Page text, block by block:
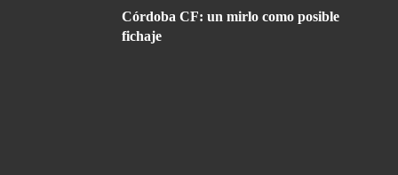
Córdoba CF: un mirlo como posible
fichaje